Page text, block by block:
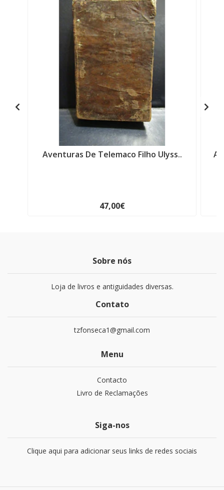
Aventuras De Telemaco Filho Ulyss..
47,00€
Sobre nós
Loja de livros e antiguidades diversas.
Contato
tzfonseca1@gmail.com
Menu
Contacto
Livro de Reclamações
Siga-nos
Clique aqui para adicionar seus links de redes sociais